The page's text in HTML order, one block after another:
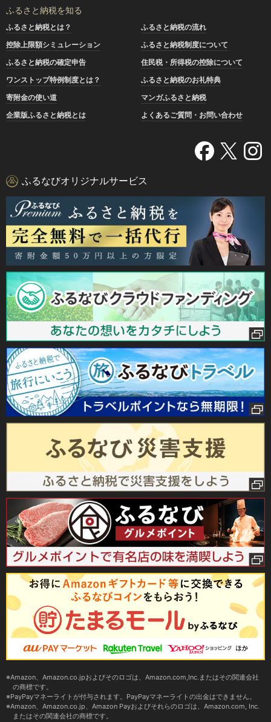
ふるさと納税を知る
ふるさと納税とは？
ふるさと納税の流れ
控除上限額シミュレーション
ふるさと納税制度について
ふるさと納税の確定申告
住民税・所得税の控除について
ワンストップ特例制度とは？
ふるさと納税のお礼特典
寄附金の使い道
マンガふるさと納税
企業版ふるさと納税とは
よくあるご質問・お問い合わせ
ふるなびオリジナルサービス
Amazon、Amazon.co.jpおよびそのロゴは、Amazon.com,Inc.またはその関連会社
の商標です。
PayPayマネーライトが付与されます。PayPayマネーライトの出金はできません。
Amazon、Amazon.co.jp、Amazon Payおよびそれらのロゴは、Amazon.com, Inc.
またはその関連会社の商標です。